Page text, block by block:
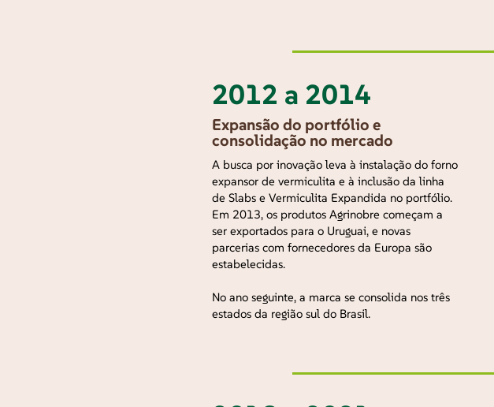
2012 a 2014
Expansão do portfólio e
consolidação no mercado
A busca por inovação leva à instalação do forno
expansor de vermiculita e à inclusão da linha
de Slabs e Vermiculita Expandida no portfólio.
Em 2013, os produtos Agrinobre começam a
ser exportados para o Uruguai, e novas
parcerias com fornecedores da Europa são
estabelecidas.
No ano seguinte, a marca se consolida nos três
estados da região sul do Brasil.